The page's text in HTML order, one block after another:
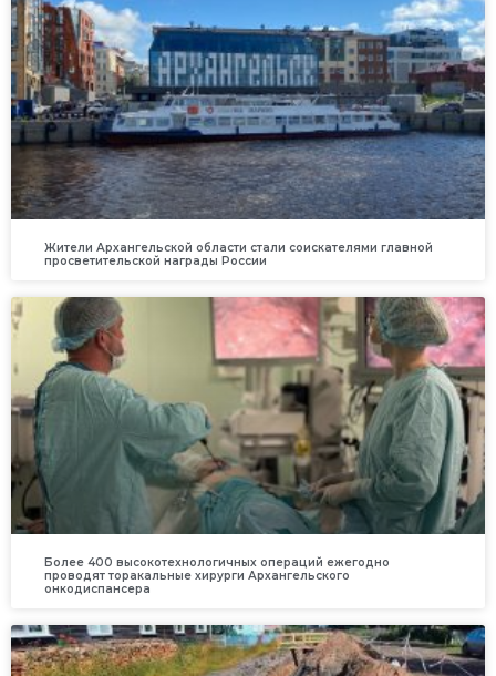
Жители Архангельской области стали соискателями главной
просветительской награды России
Более 400 высокотехнологичных операций ежегодно
проводят торакальные хирурги Архангельского
онкодиспансера